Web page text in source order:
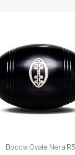
Boccia Ovale Nera R3